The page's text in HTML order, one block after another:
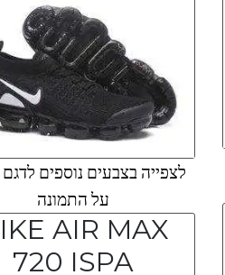
לצפייה בצבעים נוספים
על התמונה
AIR MAX
720 ISPA